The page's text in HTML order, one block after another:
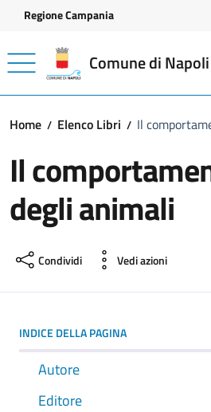
Vai ai contenuti
Vai al footer
Regione Campania
Comune di Napoli
Home Elenco Libri Il
Il
degli animali
Condividi Vedi azioni
INDICE DELLA PAGINA
Autore
Editore